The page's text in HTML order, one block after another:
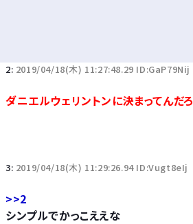
2: 2019/04/18(木) 11:27:48.29 ID:GaP79Nij
ダニエルウェリントンに決まってんだろ
3: 2019/04/18(木) 11:29:26.94 ID:Vugt8eIj
>>2
シンプルでかっこええな